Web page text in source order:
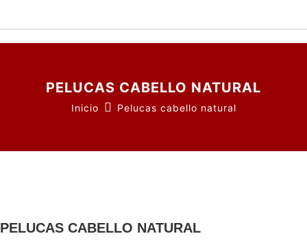
PELUCAS CABELLO NATURAL
Inicio Pelucas cabello natural
PELUCAS CABELLO NATURAL